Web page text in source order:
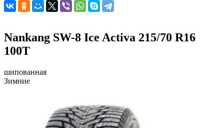
Nankang SW-8 Ice Activa 215/70 R16
100T
шипованная
Зимние